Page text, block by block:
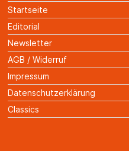
Startseite
Editorial
Newsletter
AGB / Widerruf
Impressum
Datenschutzerklärung
Classics